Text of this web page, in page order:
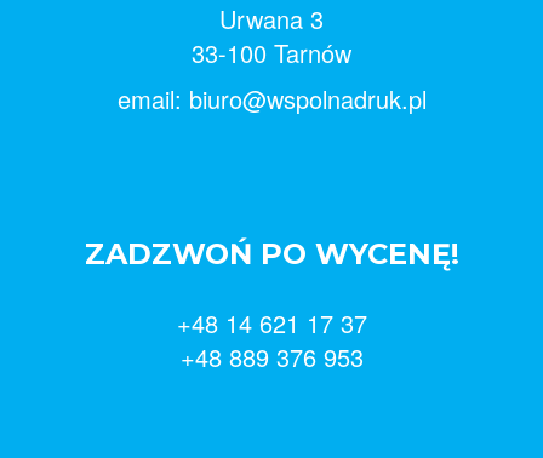
Urwana 3
33-100 Tarnów
email: biuro@wspolnadruk.pl
ZADZWOŃ PO WYCENĘ!
+48 14 621 17 37
+48 889 376 953